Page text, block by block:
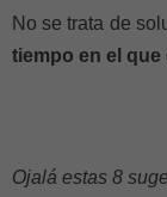
No se trata de
tiempo en el que
Ojalá estas 8